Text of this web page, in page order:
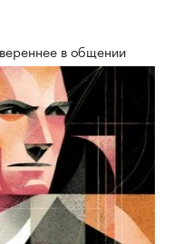
в общении